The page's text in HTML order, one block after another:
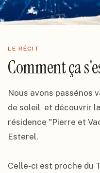
LE RÉCIT
Comment ça
Nous avons passénos
de soleil  et découvrir
résidence "Pierre et
Esterel.
Celle-ci est proche du